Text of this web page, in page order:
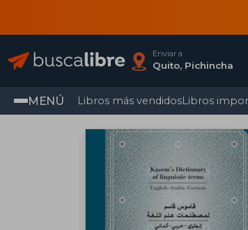
Enviar a
Quito, Pichincha
MENÚ Libros más vendidosLibros